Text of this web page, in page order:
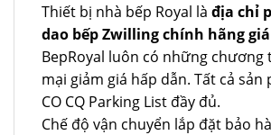
Thiết bị nhà bếp Royal là địa chỉ
dao bếp Zwilling chính hãng
BepRoyal luôn có những chương
mại giảm giá hấp dẫn. Tất cả sản
CO CQ Parking List đầy đủ.
Chế độ vận chuyển lắp đặt bảo